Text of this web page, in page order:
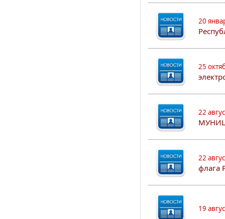
20
25
22
22
флага
19